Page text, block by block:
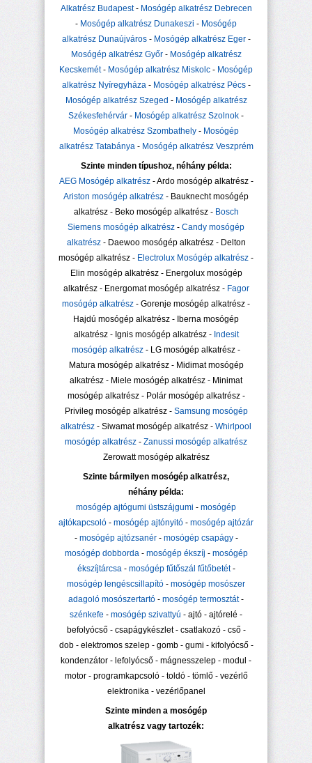
Alkatrész Budapest- Mosógép alkatrész Debrecen
- Mosógép alkatrész Dunakeszi - Mosógép
alkatrész Dunaújváros- Mosógép alkatrész Eger-
Mosógép alkatrész Győr- Mosógép alkatrész
Kecskemét- Mosógép alkatrész Miskolc - Mosógép
alkatrész Nyíregyháza- Mosógép alkatrész Pécs-
Mosógép alkatrész Szeged - Mosógép alkatrész
Székesfehérvár - Mosógép alkatrész Szolnok -
Mosógép alkatrész Szombathely - Mosógép
alkatrész Tatabánya- Mosógép alkatrész Veszprém
Szinte minden típushoz, néhány példa:
AEG Mosógép alkatrész- Ardo mosógép alkatrész -
Ariston mosógép alkatrész - Bauknecht mosógép
alkatrész - Beko mosógép alkatrész - Bosch
Siemens mosógép alkatrész - Candy mosógép
alkatrész- Daewoo mosógép alkatrész - Delton
mosógép alkatrész - Electrolux Mosógép alkatrész -
Elin mosógép alkatrész - Energolux mosógép
alkatrész - Energomat mosógép alkatrész - Fagor
mosógép alkatrész - Gorenje mosógép alkatrész -
Hajdú mosógép alkatrész - Iberna mosógép
alkatrész - Ignis mosógép alkatrész - Indesit
mosógép alkatrész - LG mosógép alkatrész -
Matura mosógép alkatrész - Midimat mosógép
alkatrész - Miele mosógép alkatrész - Minimat
mosógép alkatrész - Polár mosógép alkatrész -
Privileg mosógép alkatrész - Samsung mosógép
alkatrész - Siwamat mosógép alkatrész - Whirlpool
mosógép alkatrész - Zanussi mosógép alkatrész
Zerowatt mosógép alkatrész
Szinte bármilyen mosógép alkatrész,
néhány példa:
mosógép ajtógumi üstszájgumi - mosógép
ajtókapcsoló - mosógép ajtónyitó - mosógép ajtózár
- mosógép ajtózsanér- mosógép csapágy-
mosógép dobborda- mosógép ékszíj - mosógép
ékszíjtárcsa- mosógép fűtőszál fűtőbetét-
mosógép lengéscsillapító - mosógép mosószer
adagoló mosószertartó - mosógép termosztát-
szénkefe - mosógép szivattyú - ajtó - ajtórelé -
befolyócső - csapágykészlet - csatlakozó - cső -
dob - elektromos szelep - gomb - gumi - kifolyócső -
kondenzátor - lefolyócső - mágnesszelep - modul -
motor - programkapcsoló - toldó - tömlő - vezérlő
elektronika - vezérlőpanel
Szinte minden a mosógép
alkatrész vagy tartozék: